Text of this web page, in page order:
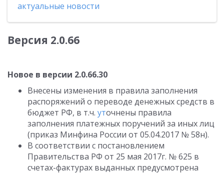
актуальные новости
Версия 2.0.66
Новое в версии 2.0.66.30
Внесены изменения в правила заполнения
распоряжений о переводе денежных средств в
бюджет РФ, в т.ч. уточнены правила
заполнения платежных поручений за иных лиц
(приказ Минфина России от 05.04.2017 № 58н).
В соответствии с постановлением
Правительства РФ от 25 мая 2017г. № 625 в
счетах-фактурах выданных предусмотрена